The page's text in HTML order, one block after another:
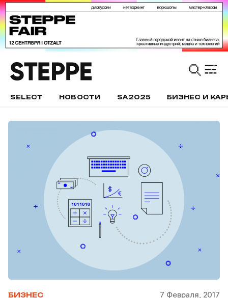
SELECT НОВОСТИ SA2025 БИЗНЕС И
БИЗНЕС 7 Февраля, 2017